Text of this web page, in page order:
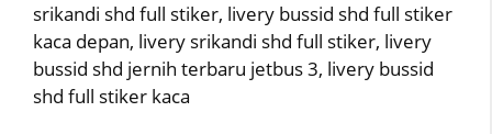
srikandi shd full stiker, livery bussid shd full stiker
kaca depan, livery srikandi shd full stiker, livery
bussid shd jernih terbaru jetbus 3, livery bussid
shd full stiker kaca